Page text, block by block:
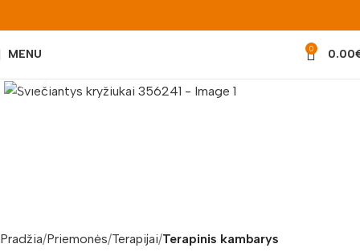
MENU 0 0.00
Pradžia Priemonės Terapijai Terapinis kambarys